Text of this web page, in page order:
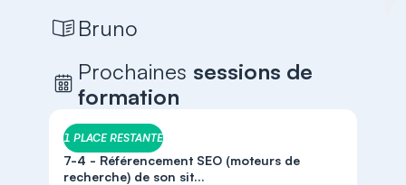
Bruno
Prochaines sessions de
formation
1 PLACE RESTANTE
7-4 - Référencement SEO (moteurs de
recherche) de son sit...